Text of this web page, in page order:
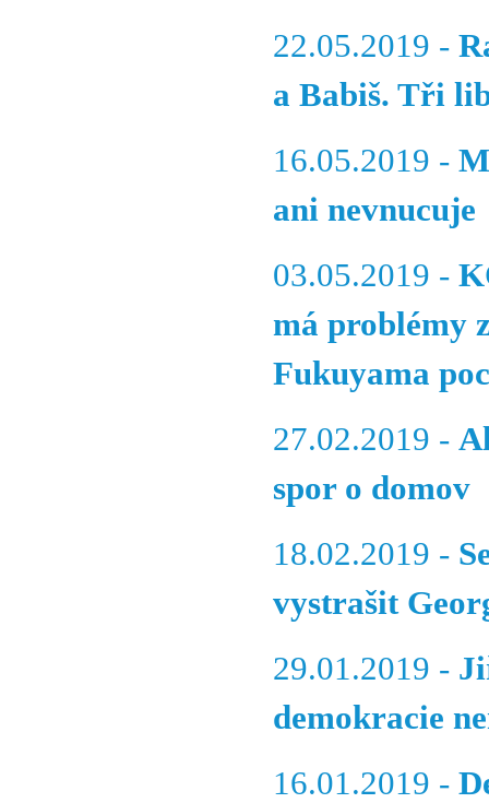
22.05.2019 -
a Babiš. Tři
16.05.2019 -
ani nevnucuje
03.05.2019 -
má problémy
Fukuyama
27.02.2019 -
spor o domov
18.02.2019 -
vystrašit
29.01.2019 -
demokracie
16.01.2019 -